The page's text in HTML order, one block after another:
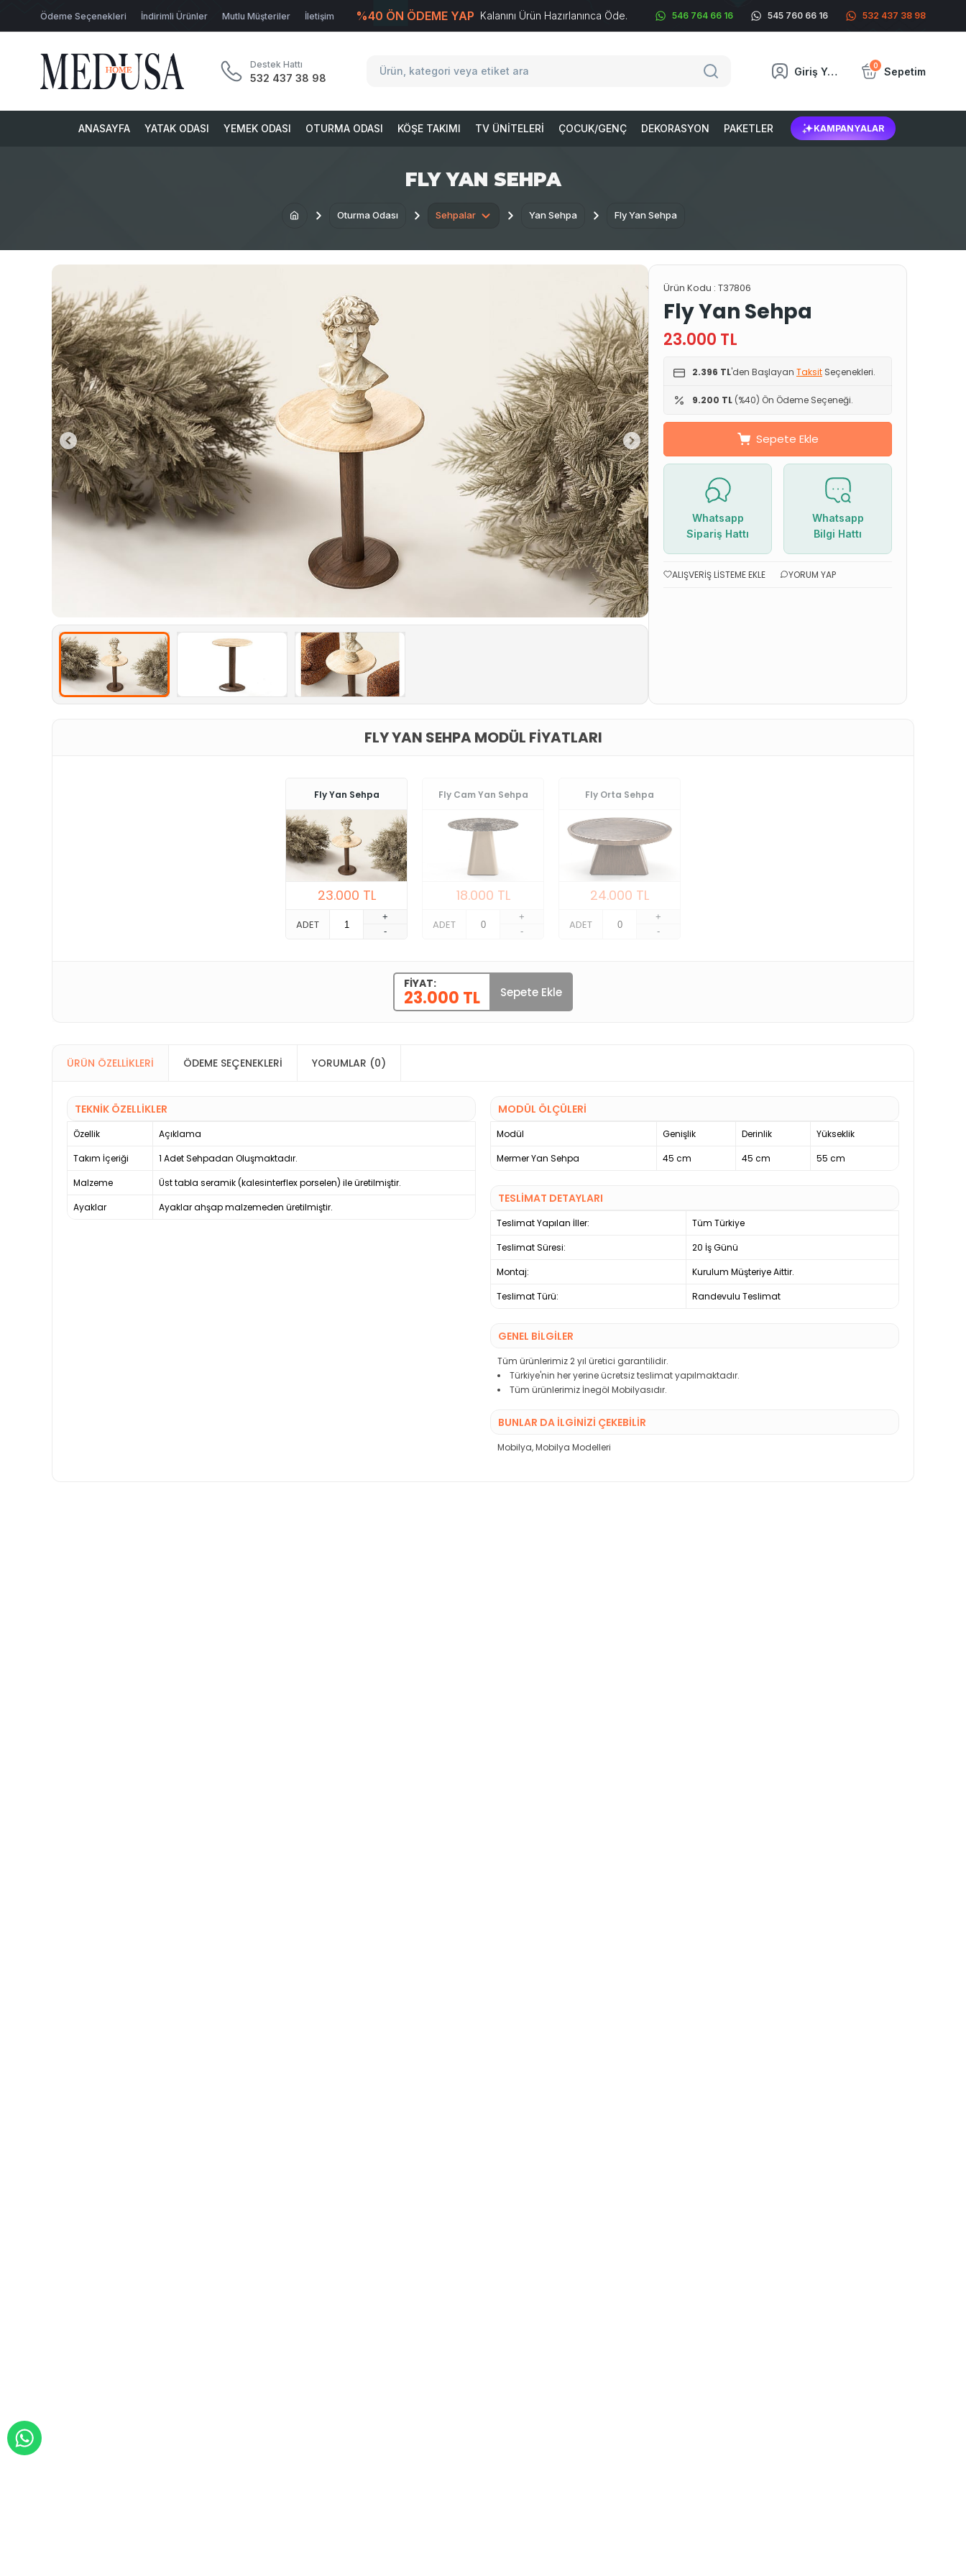
Ödeme Seçenekleri İndirimli Ürünler Mutlu Müşteriler İletişim %40 ÖN ÖDEME YAP Kalanını Ürün Hazırlanınca Öde. 546 764 66 16 545 760 66 16 532 437 38 98
Destek Hattı
532 437 38 98
Giriş Yap 0 Sepetim
ANASAYFA YATAK ODASI YEMEK ODASI OTURMA ODASI KÖŞE TAKIMI TV ÜNITELERI ÇOCUK/GENÇ DEKORASYON PAKETLER KAMPANYALAR
FLY YAN SEHPA
Oturma Odası Sehpalar Yan Sehpa Fly Yan Sehpa
Ürün Kodu : T37806
Fly Yan Sehpa
23.000 TL
2.396 TL'den Başlayan Taksit Seçenekleri.
9.200 TL (%40) Ön Ödeme Seçeneği.
Sepete Ekle
Whatsapp
Sipariş Hattı
Whatsapp
Bilgi Hattı
ALIŞVERIŞ LISTEME EKLE YORUM YAP
FLY YAN SEHPA MODÜL FIYATLARI
Fly Yan Sehpa
23.000 TL
ADET
+
-
Fly Cam Yan Sehpa
18.000 TL
ADET
+
-
Fly Orta Sehpa
24.000 TL
ADET
+
-
FIYAT:
23.000 TL Sepete Ekle
ÜRÜN ÖZELLIKLERI ÖDEME SEÇENEKLERI YORUMLAR (0)
TEKNİK ÖZELLİKLER
Özellik
Açıklama
Takım İçeriği
1 Adet Sehpadan Oluşmaktadır.
Malzeme
Üst tabla seramik (kalesinterflex porselen) ile üretilmiştir.
Ayaklar
Ayaklar ahşap malzemeden üretilmiştir.
MODÜL ÖLÇÜLERİ
Modül Genişlik Derinlik
Yükseklik
Mermer Yan Sehpa
45 cm 45 cm 55 cm
TESLİMAT DETAYLARI
Teslimat Yapılan İller:
Tüm Türkiye
Teslimat Süresi:
20 İş Günü
Montaj:
Kurulum Müşteriye Aittir.
Teslimat Türü:
Randevulu Teslimat
GENEL BİLGİLER
Tüm ürünlerimiz 2 yıl üretici garantilidir.
Türkiye'nin her yerine ücretsiz teslimat yapılmaktadır.
Tüm ürünlerimiz İnegöl Mobilyasıdır.
BUNLAR DA İLGINIZI ÇEKEBILIR
Mobilya,Mobilya Modelleri
T-Soft E-TicaretSistemleriyle Hazırlanmıştır.